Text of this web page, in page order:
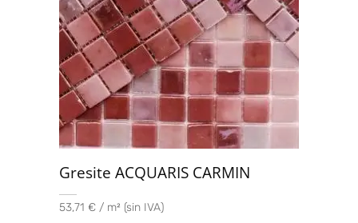
Chev.2 32x28
(1)
Deco Material 33x100(1)
Deco Triangle 33x100(1)
Mosaico 30x30(1)
Stripes 24x75(1)
Gresite ACQUARIS CARMIN
53,71 € / m² (sin IVA)